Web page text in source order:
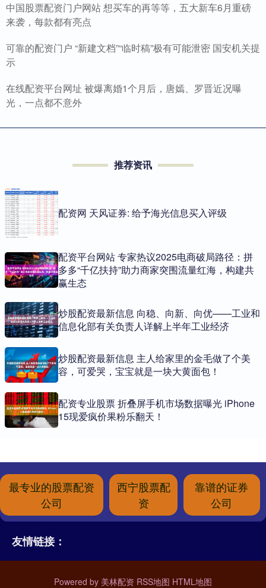
中国股票配资门户网站 想买车的再等等，五大新车6月重磅
来袭，每款都有亮点
可靠的配资门户 “新建文档”“临时稿”极有可能泄密 国安机关提
示
在线配资平台网址 被爆离婚1个月后，唐嫣、罗晋近况曝
光，一点都不意外
推荐资讯
配资网 天风证券: 给予海光信息买入评级
配资平台网站 专家热议2025电商破局路径：拼
多多“千亿扶持”助力商家突围流量红海，构建共
赢生态
炒股配资最新信息 向稳、向新、向优——工业和
信息化部有关负责人详解上半年工业经济
炒股配资最新信息 主人给家里的金毛做了个美
容，可爱哭，宝宝就是一块大黄面包！
配资专业股票 折叠屏手机市场数据曝光 iPhone
15现爱疯价果粉乐翻天！
最专业的股票配资
公司
西宁股票配
资
靠谱的证券
公司
友情链接：
Powered by 美林配资 RSS地图 HTML地图